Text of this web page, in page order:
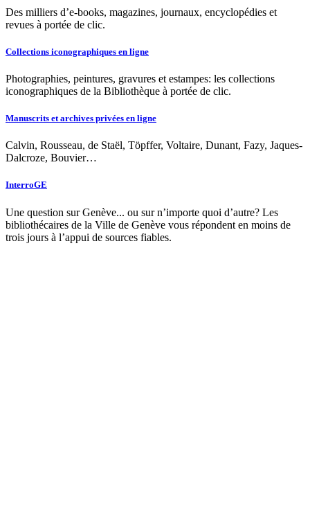
Des milliers d’e-books, magazines, journaux, encyclopédies et
revues à portée de clic.
Collections iconographiques en ligne
Photographies, peintures, gravures et estampes: les collections
iconographiques de la Bibliothèque à portée de clic.
Manuscrits et archives privées en ligne
Calvin, Rousseau, de Staël, Töpffer, Voltaire, Dunant, Fazy, Jaques-
Dalcroze, Bouvier…
InterroGE
Une question sur Genève... ou sur n’importe quoi d’autre? Les
bibliothécaires de la Ville de Genève vous répondent en moins de
trois jours à l’appui de sources fiables.